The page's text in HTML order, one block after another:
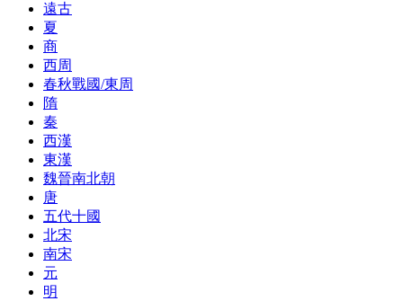
遠古
夏
商
西周
春秋戰國/東周
隋
秦
西漢
東漢
魏晉南北朝
唐
五代十國
北宋
南宋
元
明